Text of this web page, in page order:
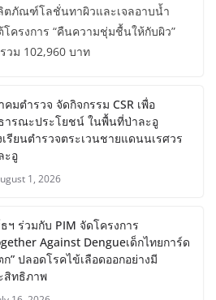
ภัณฑ์โลชั่นทาผิวและเจลอาบน้ำ
ครงการ “คืนความชุ่มชื้นให้กับผิว”
วม 102,960 บาท
คมตำรวจ จัดกิจกรรม CSR เพื่อ
ารณะประโยชน์ ในพื้นที่ป่าละอู
เรียนตำรวจตระเวนชายแดนนเรศวร
ะอู
1, 2026
ธฯ ร่วมกับ PIM จัดโครงการ
Against Dengueเด็กไทยการ์ด
ก” ปลอดโรคไข้เลือดออกอย่างมี
สิทธิภาพ